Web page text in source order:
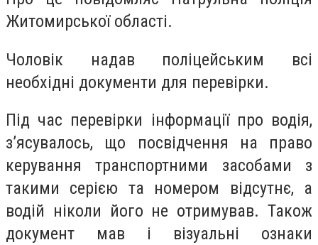
Житомирської області.
Чоловік надав поліцейським всі
необхідні документи для перевірки.
Під час перевірки інформації про водія,
з’ясувалось, що посвідчення на право
керування транспортними засобами з
такими серією та номером відсутнє, а
водій ніколи його не отримував. Також
документ мав і візуальні ознаки